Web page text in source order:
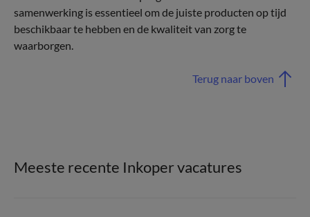
samenwerking is essentieel om de juiste producten op tijd
beschikbaar te hebben en de kwaliteit van zorg te
waarborgen.
Terug naar boven
Meeste recente Inkoper vacatures